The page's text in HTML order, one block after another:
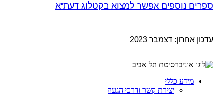
ספרים נוספים אפשר למצוא בקטלוג דעת"א
עדכון אחרון: דצמבר 2023
מידע כללי
יצירת קשר ודרכי הגעה